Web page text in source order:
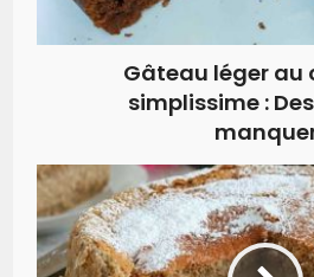
Gâteau léger au
simplissime :